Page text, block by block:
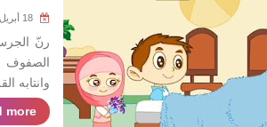
رنّ
الصفوف
وانتابه
»